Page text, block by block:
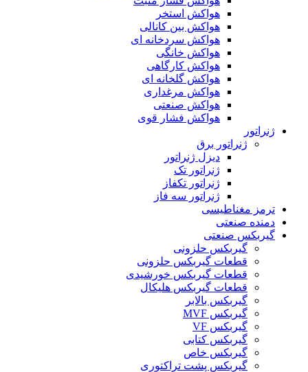
هواکش استخر
هواکش بین کانالی
هواکش سردخانه ای
هواکش خانگی
هواکش کارگاهی
هواکش گلخانه ای
هواکش مرغداری
هواکش صنعتی
هواکش فشار قوی
ژنراتور
ژنراتور برق
دیزل ژنراتور
ژنراتور تک
ژنراتور تکفاز
ژنراتور سه فاز
ترمز مغناطیسی
دمنده صنعتی
گیربکس صنعتی
گیربکس حلزونی
قطعات گيربکس حلزونی
قطعات گيربکس خورشيدی
قطعات گیربکس هلیکال
گيربکس بالابر
گیربکس MVF
گیربکس VF
گیربکس کتابی
گیربکس خاص
گیربکس پشت تراکتوری